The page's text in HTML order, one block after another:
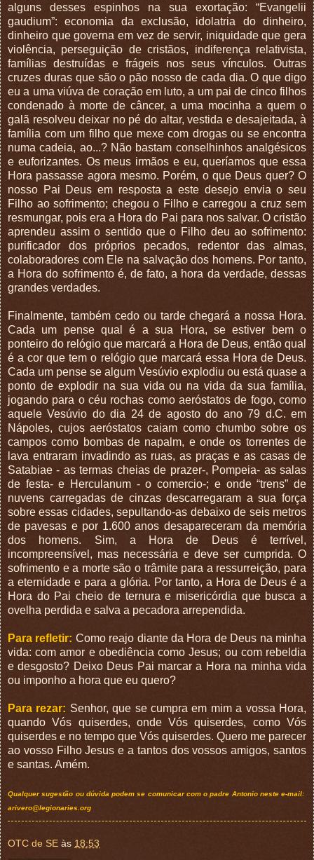
alguns desses espinhos na sua exortação: “Evangelii
gaudium”: economia da exclusão, idolatria do dinheiro,
dinheiro que governa em vez de servir, iniquidade que gera
violência, perseguição de cristãos, indiferença relativista,
famílias destruídas e frágeis nos seus vínculos. Outras
cruzes duras que são o pão nosso de cada dia. O que digo
eu a uma viúva de coração em luto, a um pai de cinco filhos
condenado à morte de câncer, a uma mocinha a quem o
galã resolveu deixar no pé do altar, vestida e desajeitada, à
família com um filho que mexe com drogas ou se encontra
numa cadeia, ao...? Não bastam conselhinhos analgésicos
e euforizantes. Os meus irmãos e eu, queríamos que essa
Hora passasse agora mesmo. Porém, o que Deus quer? O
nosso Pai Deus em resposta a este desejo envia o seu
Filho ao sofrimento; chegou o Filho e carregou a cruz sem
resmungar, pois era a Hora do Pai para nos salvar. O cristão
aprendeu assim o sentido que o Filho deu ao sofrimento:
purificador dos próprios pecados, redentor das almas,
colaboradores com Ele na salvação dos homens. Por tanto,
a Hora do sofrimento é, de fato, a hora da verdade, dessas
grandes verdades.
Finalmente, também cedo ou tarde chegará a nossa Hora.
Cada um pense qual é a sua Hora, se estiver bem o
ponteiro do relógio que marcará a Hora de Deus, então qual
é a cor que tem o relógio que marcará essa Hora de Deus.
Cada um pense se algum Vesúvio explodiu ou está quase a
ponto de explodir na sua vida ou na vida da sua família,
jogando para o céu rochas como aeróstatos de fogo, como
aquele Vesúvio do dia 24 de agosto do ano 79 d.C. em
Nápoles, cujos aeróstatos caiam como chumbo sobre os
campos como bombas de napalm, e onde os torrentes de
lava entraram invadindo as ruas, as praças e as casas de
Satabiae - as termas cheias de prazer-, Pompeia- as salas
de festa- e Herculanum - o comercio-; e onde “trens” de
nuvens carregadas de cinzas descarregaram a sua força
sobre essas cidades, sepultando-as debaixo de seis metros
de pavesas e por 1.600 anos desapareceram da memória
dos homens. Sim, a Hora de Deus é terrível,
incompreensível, mas necessária e deve ser cumprida. O
sofrimento e a morte são o trâmite para a ressurreição, para
a eternidade e para a glória. Por tanto, a Hora de Deus é a
Hora do Pai cheio de ternura e misericórdia que busca a
ovelha perdida e salva a pecadora arrependida.
Para refletir: Como reajo diante da Hora de Deus na minha
vida: com amor e obediência como Jesus; ou com rebeldia
e desgosto? Deixo Deus Pai marcar a Hora na minha vida
ou imponho a hora que eu quero?
Para rezar: Senhor, que se cumpra em mim a vossa Hora,
quando Vós quiserdes, onde Vós quiserdes, como Vós
quiserdes e no tempo que Vós quiserdes. Quero me parecer
ao vosso Filho Jesus e a tantos dos vossos amigos, santos
e santas. Amém.
Qualquer sugestão ou dúvida podem se comunicar com o padre Antonio neste e-mail:
arivero@legionaries.org
OTC de SE às 18:53